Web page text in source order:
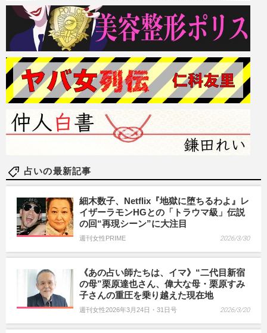
占いの最新記事
細木数子、Netflix『地獄に堕ちるわよ』レ
イザーラモンHGとの「トラウマ級」伝説
の回“再現シーン”に大注目
週刊女性PRIME 2026/3/30
《あの占い師たちは、イマ》“二代目新宿
の母”栗原達也さん、偉大な母・栗原すみ
子さんの重圧を乗り越えた現在地
週刊女性2026年3月24日・31日号 2026/3/20